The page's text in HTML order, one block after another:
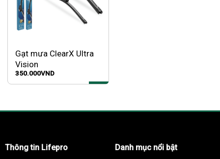
Gạt mưa ClearX Ultra
Vision
350.000VND
Thông tin Lifepro
Danh mục nổi bật